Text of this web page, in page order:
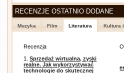
RECENZJE OSTATNIO DODANE
Muzyka Film Literatura Kultura
Recenzja
1.Sprzedaż wirtualna, zyski
realne. Jak wykorzystywać
technologie do skutecznej